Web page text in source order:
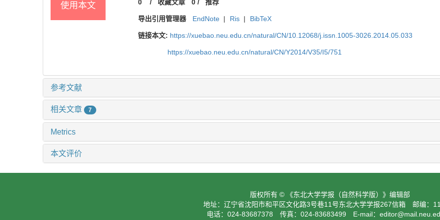
使用本文 0 / 收藏文章 0/ 推荐
导出引用管理器 EndNote | Ris | BibTeX
链接本文: https://xuebao.neu.edu.cn/natural/CN/10.12068/j.issn.1005-3026.2014.05.033
https://xuebao.neu.edu.cn/natural/CN/Y2014/V35/I5/751
参考文献
相关文章 7
Metrics
本文评价
版权所有 © 《东北大学学报（自然科学版）》编辑部
地址：辽宁省沈阳市和平区文化路3号巷11号东北大学学报267信箱 邮编：
电话：024-83687378 传真：024-83683499 E-mail：